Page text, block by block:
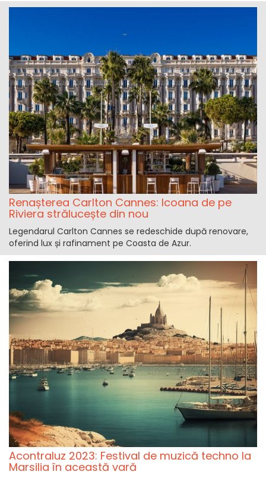
Renașterea Carlton Cannes: Icoana de pe
Riviera strălucește din nou
Legendarul Carlton Cannes se redeschide după renovare,
oferind lux și rafinament pe Coasta de Azur.
Acontraluz 2023: Festival de muzică techno la
Marsilia în această vară